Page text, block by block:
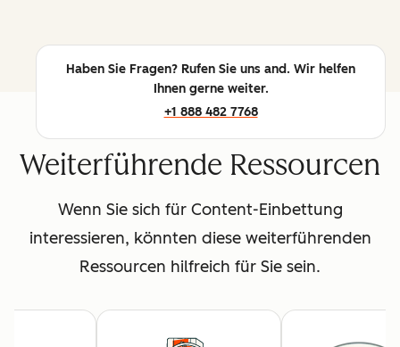
Haben Sie Fragen? Rufen Sie uns and. Wir helfen
Ihnen gerne weiter.
+1 888 482 7768
Weiterführende Ressourcen
Wenn Sie sich für Content-Einbettung
interessieren, könnten diese weiterführenden
Ressourcen hilfreich für Sie sein.